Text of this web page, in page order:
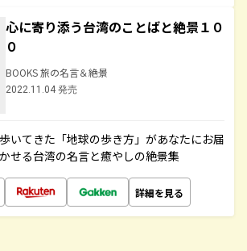
心に寄り添う台湾のことばと絶景１０
０
BOOKS 旅の名言＆絶景
2022.11.04 発売
いてきた「地球の歩き方」があなたにお届
せる台湾の名言と癒やしの絶景集
詳細を見る